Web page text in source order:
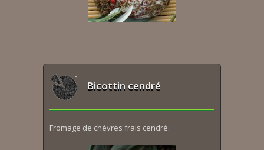
Bicottin cendré
Fromage de chèvres frais cendré.